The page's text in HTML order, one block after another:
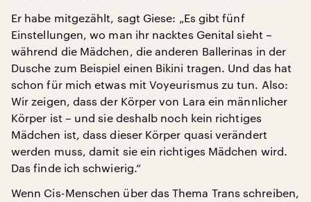
Er habe mitgezählt, sagt Giese: „Es gibt fünf
Einstellungen, wo man ihr nacktes Genital sieht –
während die Mädchen, die anderen Ballerinas in der
Dusche zum Beispiel einen Bikini tragen. Und das hat
schon für mich etwas mit Voyeurismus zu tun. Also:
Wir zeigen, dass der Körper von Lara ein männlicher
Körper ist – und sie deshalb noch kein richtiges
Mädchen ist, dass dieser Körper quasi verändert
werden muss, damit sie ein richtiges Mädchen wird.
Das finde ich schwierig.“
Wenn Cis-Menschen über das Thema Trans schreiben,